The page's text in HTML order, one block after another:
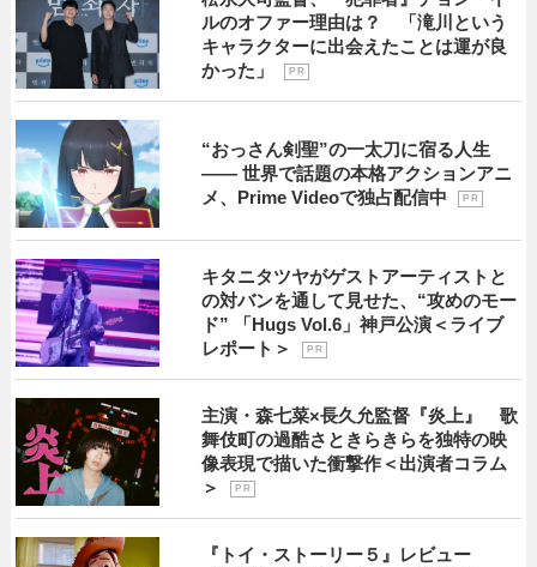
ルのオファー理由は？ 「滝川という
キャラクターに出会えたことは運が良
かった」
P R
“おっさん剣聖”の一太刀に宿る人生
―― 世界で話題の本格アクションアニ
メ、Prime Videoで独占配信中
P R
キタニタツヤがゲストアーティストと
の対バンを通して見せた、“攻めのモー
ド” 「Hugs Vol.6」神戸公演＜ライブ
レポート＞
P R
主演・森七菜×長久允監督『炎上』 歌
舞伎町の過酷さときらきらを独特の映
像表現で描いた衝撃作＜出演者コラム
＞
P R
『トイ・ストーリー５』レビュー